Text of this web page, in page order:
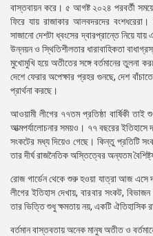
বাস্তবায়ন করে। ৫ আগষ্ট ২০২৪ পরবর্তী
ফিরে যায় রাজাকার আলবদরদের
সাজানো দেশটা ধ্বংসের দ্বারপ্রান্তে নিয়ে
উন্নয়ন ও স্থিতিশীলতার ধারাবাহিকতা
মুখোমুখি হয়ে অতীতের সঙ্গে বর্তমানের তুলনা
দেশে ফেরার অপেক্ষার প্রহর গুনছে, দেশ
প্রার্থনা করছে।
আওয়ামী লীগের ৭৭তম প্রতিষ্ঠা বার্ষিকী
আত্মপর্যালোচনার সময়ও। ৭৭ বছরের ইতিহাসে
সংকটের মধ্য দিয়েও গেছে। কিন্তু প্রতিটি
তার দীর্ঘ রাজনৈতিক অস্তিত্বের অন্যতম
রোজ গার্ডেন থেকে শুরু হওয়া যাত্রা আজ এসে
লীগের ইতিহাস দেখায়, বারবার সংকট,
তার ভিত্তি শুধু ক্ষমতায় নয়, একটি ঐতিহাসিক
বর্তমান বাস্তবতায় অনেক মানুষ অতীত ও